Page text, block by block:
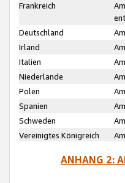
Frankreich
Deutschland
Irland
Italien
Niederlande
Polen
Spanien
Schweden
Vereinigtes Königreich
ANHANG 2: